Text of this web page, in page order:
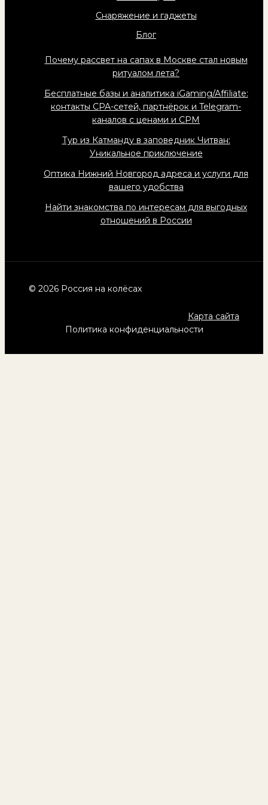
Снаряжение и гаджеты
Блог
Почему рассвет на сапах в Москве стал новым
ритуалом лета?
Бесплатные базы и аналитика iGaming/Affiliate:
контакты CPA-сетей, партнёрок и Telegram-
каналов с ценами и CPM
Тур из Катманду в заповедник Читван:
Уникальное приключение
Оптика Нижний Новгород адреса и услуги для
вашего удобства
Найти знакомства по интересам для выгодных
отношений в России
© 2026 Россия на колёсах
Карта сайта
Политика конфиденциальности